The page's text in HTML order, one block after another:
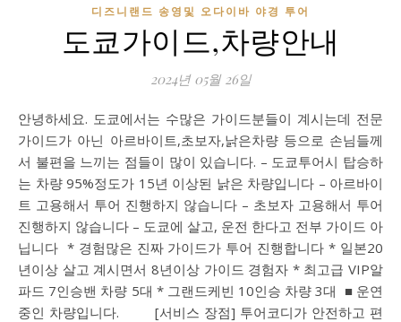
디즈니랜드 송영및 오다이바 야경 투어
도쿄가이드,차량안내
2024년 05월 26일
안녕하세요. 도쿄에서는 수많은 가이드분들이 계시는데 전문
가이드가 아닌 아르바이트,초보자,낡은차량 등으로 손님들께
서 불편을 느끼는 점들이 많이 있습니다. – 도쿄투어시 탑승하
는 차량 95%정도가 15년 이상된 낡은 차량입니다 – 아르바이
트 고용해서 투어 진행하지 않습니다 – 초보자 고용해서 투어
진행하지 않습니다 – 도쿄에 살고, 운전 한다고 전부 가이드 아
닙니다 ​ * 경험많은 진짜 가이드가 투어 진행합니다 * 일본20
년이상 살고 계시면서 8년이상 가이드 경험자 * 최고급 VIP알
파드 7인승밴 차량 5대 * 그랜드케빈 10인승 차량 3대 ​ ■ 운연
중인 차량입니다. [서비스 장점] 투어코디가 안전하고 편